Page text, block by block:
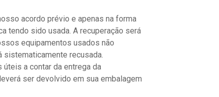
acordo prévio e apenas na forma
tendo sido usada. A recuperação será
equipamentos usados ​​não
sistematicamente recusada.
a contar da entrega da
ser devolvido em sua embalagem